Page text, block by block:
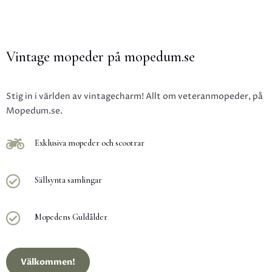
Vintage mopeder på mopedum.se
Stig in i världen av vintagecharm! Allt om veteranmopeder, på
Mopedum.se.
 Exklusiva mopeder och scootrar
 Sällsynta samlingar
 Mopedens Guldålder
Välkommen!